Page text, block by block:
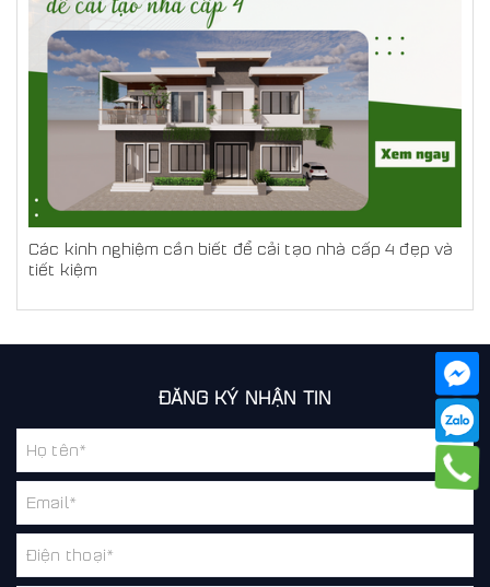
Các kinh nghiệm cần biết để cải tạo nhà cấp 4 đẹp và
tiết kiệm
ĐĂNG KÝ NHẬN TIN